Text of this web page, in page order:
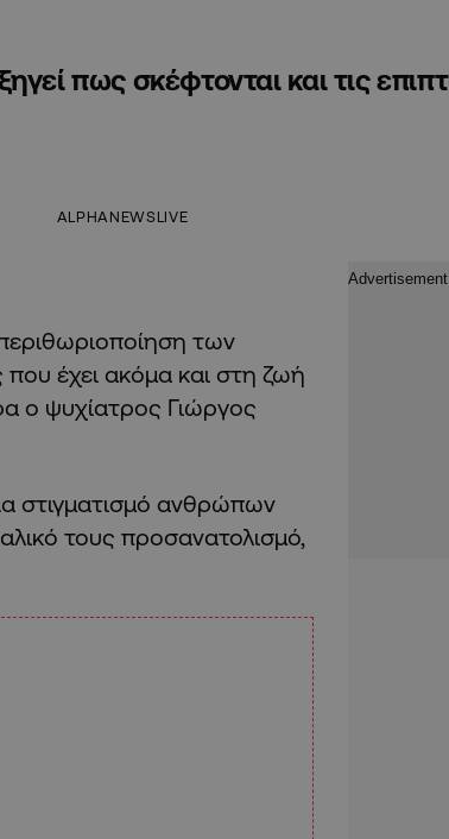
πως σκέφτονται και τις
ALPHANEWSLIVE
των
που έχει ακόμα και στη ζωή
ο ψυχίατρος Γιώργος
στιγματισμό ανθρώπων
τους προσανατολισμό,